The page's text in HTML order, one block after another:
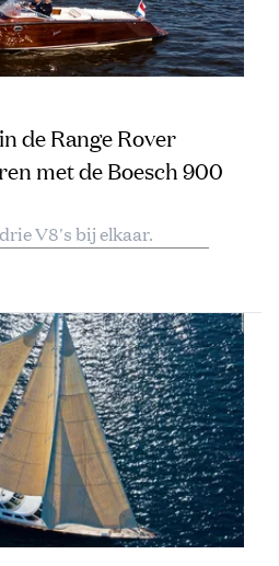
de Range Rover
met de Boesch 900
V8's bij elkaar.